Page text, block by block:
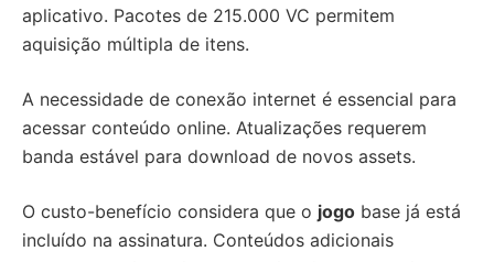
aplicativo. Pacotes de 215.000 VC permitem
aquisição múltipla de itens.
A necessidade de conexão internet é essencial para
acessar conteúdo online. Atualizações requerem
banda estável para download de novos assets.
O custo-benefício considera que o jogo base já está
incluído na assinatura. Conteúdos adicionais